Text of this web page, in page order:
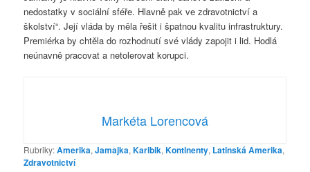
nedostatky v sociální sféře. Hlavně pak ve zdravotnictví a
školství“. Její vláda by měla řešit i špatnou kvalitu infrastruktury.
Premiérka by chtěla do rozhodnutí své vlády zapojit i lid. Hodlá
neúnavně pracovat a netolerovat korupci.
Markéta Lorencová
Rubriky:Amerika,Jamajka,Karibik,Kontinenty, Latinská Amerika,
Zdravotnictví